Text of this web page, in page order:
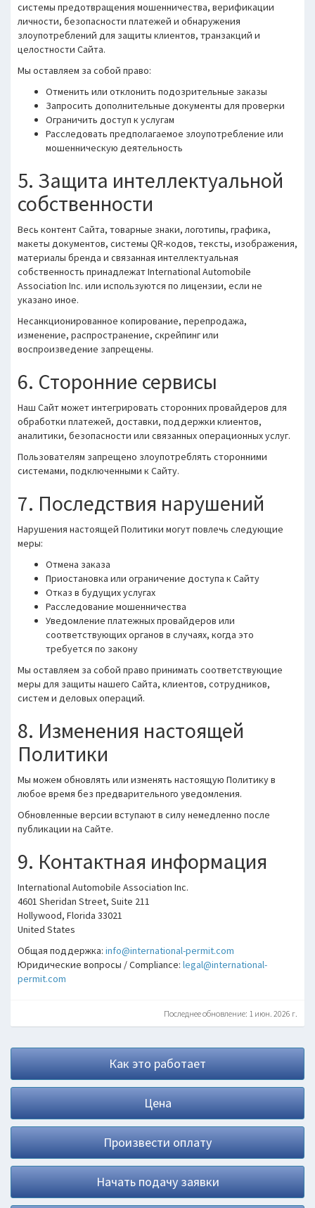
системы предотвращения мошенничества, верификации
личности, безопасности платежей и обнаружения
злоупотреблений для защиты клиентов, транзакций и
целостности Сайта.
Мы оставляем за собой право:
Отменить или отклонить подозрительные заказы
Запросить дополнительные документы для проверки
Ограничить доступ к услугам
Расследовать предполагаемое злоупотребление или
мошенническую деятельность
5. Защита интеллектуальной
собственности
Весь контент Сайта, товарные знаки, логотипы, графика,
макеты документов, системы QR-кодов, тексты, изображения,
материалы бренда и связанная интеллектуальная
собственность принадлежат International Automobile
Association Inc. или используются по лицензии, если не
указано иное.
Несанкционированное копирование, перепродажа,
изменение, распространение, скрейпинг или
воспроизведение запрещены.
6. Сторонние сервисы
Наш Сайт может интегрировать сторонних провайдеров для
обработки платежей, доставки, поддержки клиентов,
аналитики, безопасности или связанных операционных услуг.
Пользователям запрещено злоупотреблять сторонними
системами, подключенными к Сайту.
7. Последствия нарушений
Нарушения настоящей Политики могут повлечь следующие
меры:
Отмена заказа
Приостановка или ограничение доступа к Сайту
Отказ в будущих услугах
Расследование мошенничества
Уведомление платежных провайдеров или
соответствующих органов в случаях, когда это
требуется по закону
Мы оставляем за собой право принимать соответствующие
меры для защиты нашего Сайта, клиентов, сотрудников,
систем и деловых операций.
8. Изменения настоящей
Политики
Мы можем обновлять или изменять настоящую Политику в
любое время без предварительного уведомления.
Обновленные версии вступают в силу немедленно после
публикации на Сайте.
9. Контактная информация
International Automobile Association Inc.
4601 Sheridan Street, Suite 211
Hollywood, Florida 33021
United States
Общая поддержка: info@international-permit.com
Юридические вопросы / Compliance: legal@international-
permit.com
Последнее обновление: 1 июн. 2026 г.
Как это работает
Цена
Произвести оплату
Начать подачу заявки